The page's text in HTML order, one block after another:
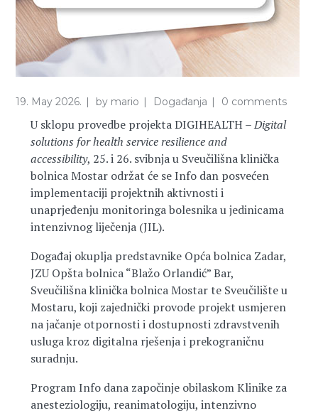
19. May 2026. by mario Događanja 0 comments
U sklopu provedbe projekta DIGIHEALTH –Digital
solutions for health service resilience and
accessibility, 25. i 26. svibnja u Sveučilišna klinička
bolnica Mostar održat će se Info dan posvećen
implementaciji projektnih aktivnosti i
unaprjeđenju monitoringa bolesnika u jedinicama
intenzivnog liječenja (JIL).
Događaj okuplja predstavnike Opća bolnica Zadar,
JZU Opšta bolnica “Blažo Orlandić” Bar,
Sveučilišna klinička bolnica Mostar te Sveučilište u
Mostaru, koji zajednički provode projekt usmjeren
na jačanje otpornosti i dostupnosti zdravstvenih
usluga kroz digitalna rješenja i prekograničnu
suradnju.
Program Info dana započinje obilaskom Klinike za
anesteziologiju, reanimatologiju, intenzivno